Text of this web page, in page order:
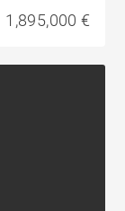
1,895,000 €